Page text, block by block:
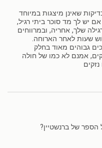
שאינן מיצגות במיוחד
יש לך מד סוכר ביתי רגיל,
שלך, אחריה, ובמרווחים
שעות לאחר הארוחה.
גבוהים מאוד בחלק
אמנם לא כמו של חולה
של ברנשטיין?